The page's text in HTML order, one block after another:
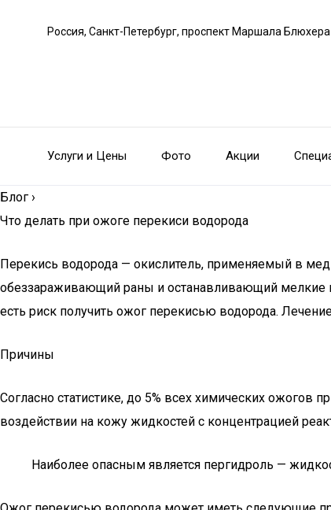
Россия, Санкт-Петербург, проспект Маршала Блюхера
Услуги и Цены Фото Акции
Блог ›
Что делать при ожоге перекиси водорода
Перекись водорода — окислитель, применяемый в
обеззараживающий раны и останавливающий мелкие
есть риск получить ожог перекисью водорода.
Причины
Согласно статистике, до 5% всех химических ожогов
воздействии на кожу жидкостей с концентрацией
Наиболее опасным является пергидроль —